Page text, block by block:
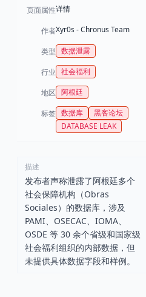
页面属性详情
作者Xyr0s - Chronus Team
类型 数据泄露
行业 社会福利
地区 阿根廷
标签 数据库
黑客论坛
DATABASE LEAK
描述
发布者声称泄露了阿根廷多个
社会保障机构（Obras
Sociales）的数据库，涉及
PAMI、OSECAC、IOMA、
OSDE 等 30 余个省级和国家级
社会福利组织的内部数据，但
未提供具体数据字段和样例。